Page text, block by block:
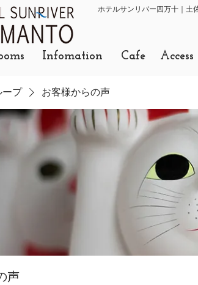
ホテルサンリバー四万十｜土
Infomation Cafe Access
ープ お客様からの声
声